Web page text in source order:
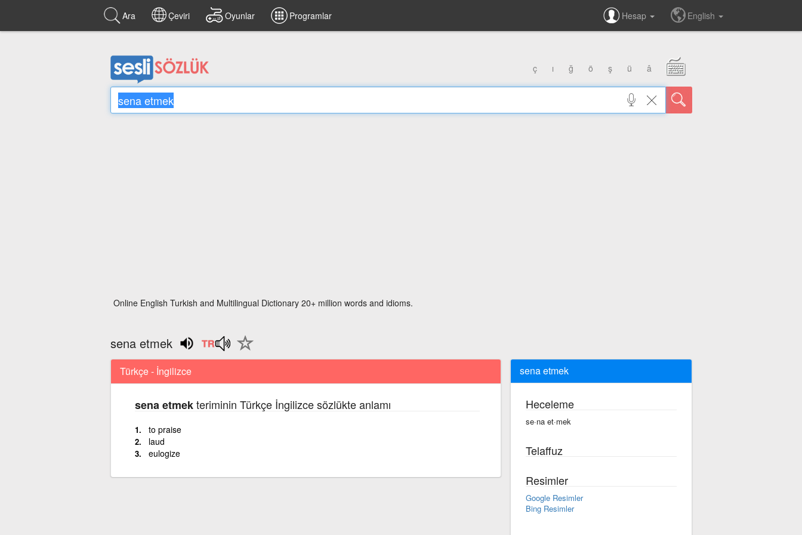
Ara Çeviri Oyunlar Programlar Hesap English
ç ı ğ ö ş ü â
Online English Turkish and Multilingual Dictionary 20+ million words and idioms.
sena etmek
Türkçe - İngilizce
sena etmekteriminin Türkçe İngilizce sözlükte anlamı
to praise
laud
eulogize
sena etmek
Heceleme
se·na et·mek
Telaffuz
Resimler
Google Resimler
Bing Resimler